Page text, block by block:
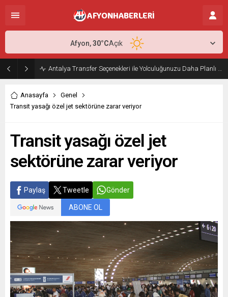
Antalya Transfer Seçenekleri ile Yolculuğunuzu Daha Planlı Hale Getirin
Afyon,30°CAçık
Anasayfa
Genel
Transit yasağı özel jet sektörüne zarar veriyor
Transit yasağı özel jet
sektörüne zarar veriyor
Paylaş Tweetle Gönder
ABONE OL